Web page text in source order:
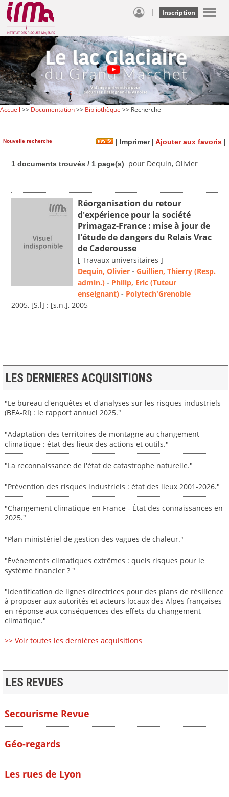
| Inscription
Accueil >> Documentation>> Bibliothèque >> Recherche
Nouvelle recherche | Imprimer| Ajouter aux favoris |
1 documents trouvés / 1 page(s) pour Dequin, Olivier
Réorganisation du retour
d'expérience pour la société
Primagaz-France : mise à jour de
l'étude de dangers du Relais Vrac
de Caderousse
[ Travaux universitaires ]
Dequin, Olivier - Guillien, Thierry (Resp.
admin.) - Philip, Eric (Tuteur
enseignant) - Polytech'Grenoble
2005, [S.l] : [s.n.], 2005
LES DERNIERES ACQUISITIONS
"Le bureau d'enquêtes et d'analyses sur les risques industriels
(BEA-RI) : le rapport annuel 2025."
"Adaptation des territoires de montagne au changement
climatique : état des lieux des actions et outils."
"La reconnaissance de l'état de catastrophe naturelle."
"Prévention des risques industriels : état des lieux 2001-2026."
"Changement climatique en France - État des connaissances en
2025."
"Plan ministériel de gestion des vagues de chaleur."
"Événements climatiques extrêmes : quels risques pour le
système financier ? "
"Identification de lignes directrices pour des plans de résilience
à proposer aux autorités et acteurs locaux des Alpes françaises
en réponse aux conséquences des effets du changement
climatique."
>> Voir toutes les dernières acquisitions
LES REVUES
Secourisme Revue
Géo-regards
Les rues de Lyon